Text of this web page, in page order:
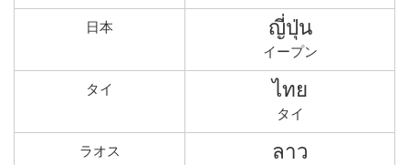
日本 ญี่ปุ่น
イープン
タイ ไทย
タイ
ラオス ลาว